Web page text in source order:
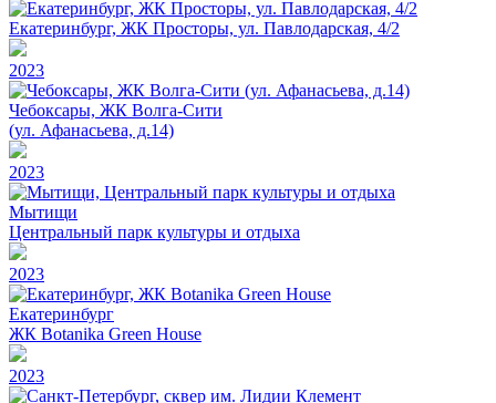
Екатеринбург, ЖК Просторы, ул. Павлодарская, 4/2
2023
Чебоксары, ЖК Волга-Сити
(ул. Афанасьева, д.14)
2023
Мытищи
Центральный парк культуры и отдыха
2023
Екатеринбург
ЖК Botanika Green House
2023